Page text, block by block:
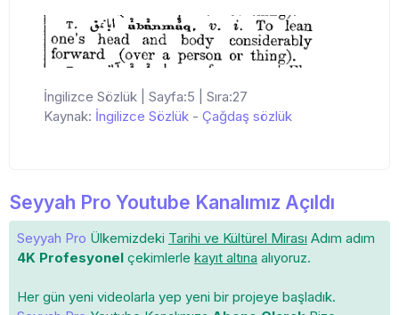
İngilizce Sözlük | Sayfa:5 | Sıra:27
Kaynak: İngilizce Sözlük - Çağdaş sözlük
Seyyah Pro Youtube Kanalımız Açıldı
Seyyah Pro Ülkemizdeki Tarihi ve Kültürel Mirası Adım adım
4K Profesyonel çekimlerle kayıt altına alıyoruz.
Her gün yeni videolarla yep yeni bir projeye başladık.